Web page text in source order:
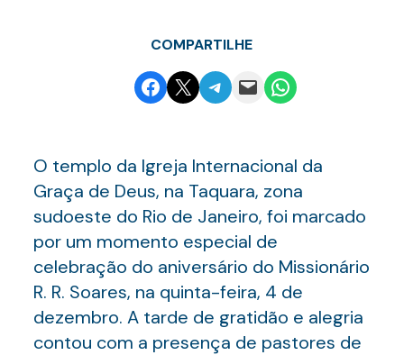
COMPARTILHE
Share on Facebook
Email this PageShare on Telegram
Email this PageShare on WhatsApp
O templo da Igreja Internacional da
Graça de Deus, na Taquara, zona
sudoeste do Rio de Janeiro, foi marcado
por um momento especial de
celebração do aniversário do Missionário
R. R. Soares, na quinta-feira, 4 de
dezembro. A tarde de gratidão e alegria
contou com a presença de pastores de